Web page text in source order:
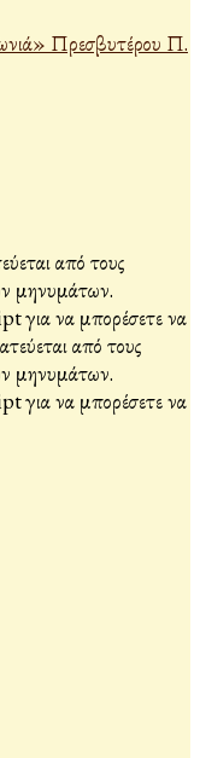
Πρεσβυτέρου Π.
από τους
μηνυμάτων.
για να μπορέσετε να
από τους
μηνυμάτων.
για να μπορέσετε να